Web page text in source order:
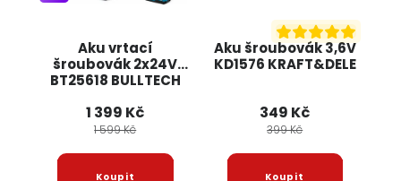
Aku vrtací
šroubovák 2x24V
BT25618 BULLTECH
1 399 Kč
1 599 Kč
Aku šroubovák 3,6V
KD1576 KRAFT&DELE
349 Kč
399 Kč